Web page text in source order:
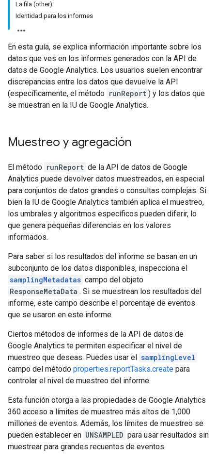
La fila (other)
Identidad para los informes
En esta guía, se explica información importante sobre los
datos que ves en los informes generados con la API de
datos de Google Analytics. Los usuarios suelen encontrar
discrepancias entre los datos que devuelve la API
(específicamente, el método runReport ) y los datos que
se muestran en la IU de Google Analytics.
Muestreo y agregación
El método runReport de la API de datos de Google
Analytics puede devolver datos muestreados, en especial
para conjuntos de datos grandes o consultas complejas. Si
bien la IU de Google Analytics también aplica el muestreo,
los umbrales y algoritmos específicos pueden diferir, lo
que genera pequeñas diferencias en los valores
informados.
Para saber si los resultados del informe se basan en un
subconjunto de los datos disponibles, inspecciona el
samplingMetadatas campo del objeto
ResponseMetaData . Si se muestrean los resultados del
informe, este campo describe el porcentaje de eventos
que se usaron en este informe.
Ciertos métodos de informes de la API de datos de
Google Analytics te permiten especificar el nivel de
muestreo que deseas. Puedes usar el samplingLevel
campo del método properties.reportTasks.create para
controlar el nivel de muestreo del informe.
Esta función otorga a las propiedades de Google Analytics
360 acceso a límites de muestreo más altos de 1,000
millones de eventos. Además, los límites de muestreo se
pueden establecer en UNSAMPLED para usar resultados sin
muestrear para grandes recuentos de eventos.